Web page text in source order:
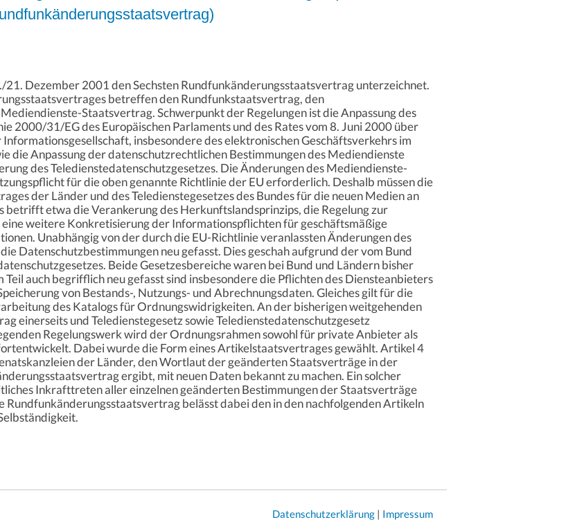
21. Dezember 2001 den Sechsten Rundfunkänderungsstaatsvertrag unterzeichnet.
betreffen den Rundfunkstaatsvertrag, den
Staatsvertrag. Schwerpunkt der Regelungen ist die Anpassung des
2000/31/EG des Europäischen Parlaments und des Rates vom 8. Juni 2000 über
insbesondere des elektronischen Geschäftsverkehrs im
die Anpassung der datenschutzrechtlichen Bestimmungen des Mediendienste
des Teledienstedatenschutzgesetzes. Die Änderungen des Mediendienste-
für die oben genannte Richtlinie der EU erforderlich. Deshalb müssen die
der Länder und des Teledienstegesetzes des Bundes für die neuen Medien an
betrifft etwa die Verankerung des Herkunftslandsprinzips, die Regelung zur
weitere Konkretisierung der Informationspflichten für geschäftsmäßige
Unabhängig von der durch die EU-Richtlinie veranlassten Änderungen des
Datenschutzbestimmungen neu gefasst. Dies geschah aufgrund der vom Bund
Beide Gesetzesbereiche waren bei Bund und Ländern bisher
auch begrifflich neu gefasst sind insbesondere die Pflichten des Diensteanbieters
von Bestands-, Nutzungs- und Abrechnungsdaten. Gleiches gilt für die
des Katalogs für Ordnungswidrigkeiten. An der bisherigen weitgehenden
einerseits und Teledienstegesetz sowie Teledienstedatenschutzgesetz
Regelungswerk wird der Ordnungsrahmen sowohl für private Anbieter als
Dabei wurde die Form eines Artikelstaatsvertrages gewählt. Artikel 4
der Länder, den Wortlaut der geänderten Staatsverträge in der
ergibt, mit neuen Daten bekannt zu machen. Ein solcher
Inkrafttreten aller einzelnen geänderten Bestimmungen der Staatsverträge
Rundfunkänderungsstaatsvertrag belässt dabei den in den nachfolgenden Artikeln
Datenschutzerklärung | Impressum